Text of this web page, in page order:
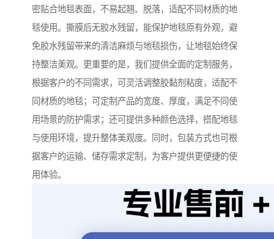
密贴合地毯表面，不易起翘、脱落，适配不同材质的地
毯使用。撕膜后无胶水残留，能保护地毯原有外观，避
免胶水残留带来的清洁麻烦与地毯损伤，让地毯始终保
持整洁美观。更重要的是，我们提供全面的定制服务，
根据客户的不同需求，可灵活调整胶黏剂粘度，适配不
同材质的地毯；可定制产品的宽度、厚度，满足不同使
用场景的防护需求；还可提供多种颜色选择，搭配地毯
与使用环境，提升整体美观度。同时，包装方式也可根
据客户的运输、储存需求定制，为客户提供更便捷的使
用体验。